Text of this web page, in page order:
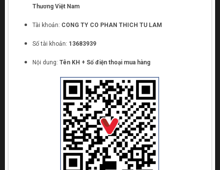
Thương Việt Nam
Tài khoản: CONG TY CO PHAN THICH TU LAM
Số tài khoản: 13683939
Nội dung: Tên KH + Số điện thoại mua hàng